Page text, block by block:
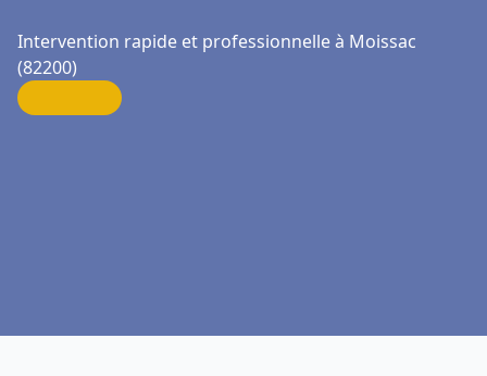
Intervention rapide et professionnelle à Moissac
(82200)